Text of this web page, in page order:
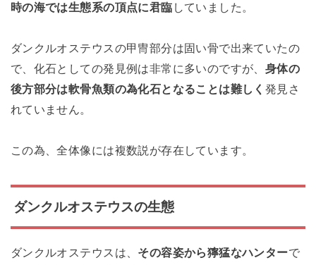
時の海では生態系の頂点に君臨 していました。
ダンクルオステウスの甲冑部分は固い骨で出来ていたの
で、化石としての発見例は非常に多いのですが、 身体の
後方部分は軟骨魚類の為化石となることは難しく 発見さ
れていません。
この為、全体像には複数説が存在しています。
ダンクルオステウスの生態
ダンクルオステウスは、 その容姿から獰猛なハンターで